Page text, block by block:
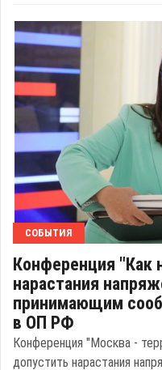
СОБЫТИЯ
Конференция "Как
нарастания
принимающим
в ОП РФ
Конференция "Москва -
допустить нарастания